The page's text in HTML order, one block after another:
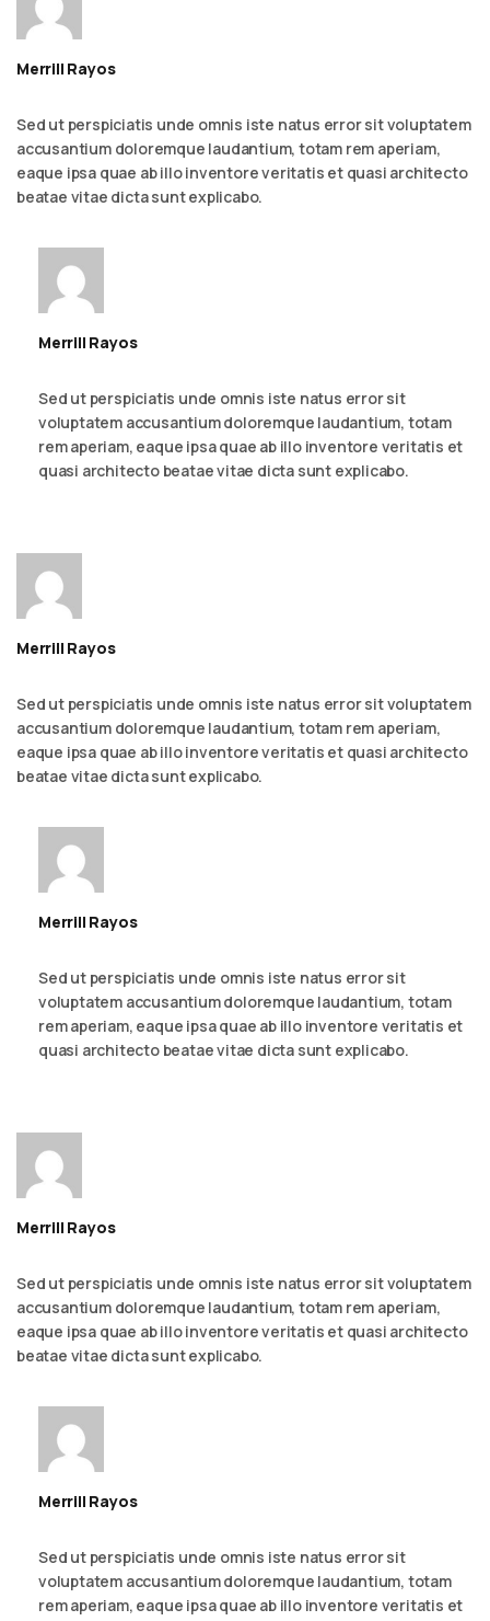
Merrill Rayos
Sed ut perspiciatis unde omnis iste natus error sit voluptatem
accusantium doloremque laudantium, totam rem aperiam,
eaque ipsa quae ab illo inventore veritatis et quasi architecto
beatae vitae dicta sunt explicabo.
Merrill Rayos
Sed ut perspiciatis unde omnis iste natus error sit
voluptatem accusantium doloremque laudantium, totam
rem aperiam, eaque ipsa quae ab illo inventore veritatis et
quasi architecto beatae vitae dicta sunt explicabo.
Merrill Rayos
Sed ut perspiciatis unde omnis iste natus error sit voluptatem
accusantium doloremque laudantium, totam rem aperiam,
eaque ipsa quae ab illo inventore veritatis et quasi architecto
beatae vitae dicta sunt explicabo.
Merrill Rayos
Sed ut perspiciatis unde omnis iste natus error sit
voluptatem accusantium doloremque laudantium, totam
rem aperiam, eaque ipsa quae ab illo inventore veritatis et
quasi architecto beatae vitae dicta sunt explicabo.
Merrill Rayos
Sed ut perspiciatis unde omnis iste natus error sit voluptatem
accusantium doloremque laudantium, totam rem aperiam,
eaque ipsa quae ab illo inventore veritatis et quasi architecto
beatae vitae dicta sunt explicabo.
Merrill Rayos
Sed ut perspiciatis unde omnis iste natus error sit
voluptatem accusantium doloremque laudantium, totam
rem aperiam, eaque ipsa quae ab illo inventore veritatis et